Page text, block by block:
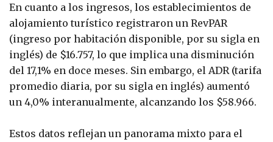
En cuanto a los ingresos, los establecimientos de
alojamiento turístico registraron un RevPAR
(ingreso por habitación disponible, por su sigla en
inglés) de $16.757, lo que implica una disminución
del 17,1% en doce meses. Sin embargo, el ADR (tarifa
promedio diaria, por su sigla en inglés) aumentó
un 4,0% interanualmente, alcanzando los $58.966.
Estos datos reflejan un panorama mixto para el